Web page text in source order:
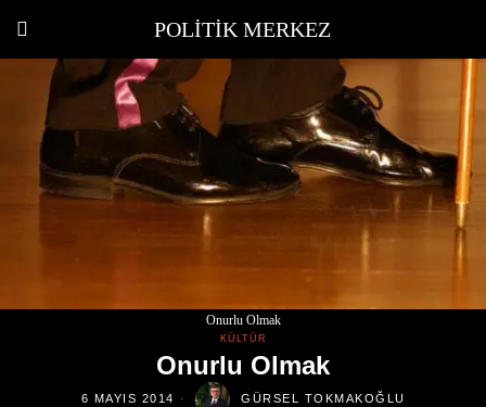
POLITIK MERKEZ
Onurlu Olmak
KÜLTÜR
Onurlu Olmak
6 MAYIS 2014 GÜRSEL TOKMAKOĞLU